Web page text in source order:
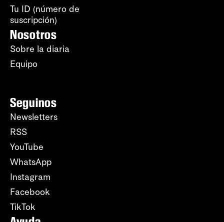
Tu ID (número de
suscripción)
Nosotros
Sobre la diaria
Equipo
Seguinos
Newsletters
RSS
YouTube
WhatsApp
Instagram
Facebook
TikTok